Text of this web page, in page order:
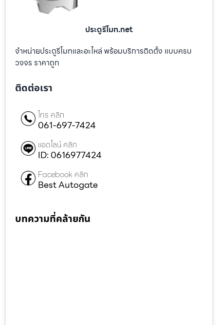
ประตูรีโมท.net
จำหน่ายประตูรีโมทและอะไหล่ พร้อมบริการติดตั้ง แบบครบ
วงจร ราคาถูก
ติดต่อเรา
โทร คลิก
061-697-7424
แอดไลน์ คลิก
ID: 0616977424
Facebook คลิก
Best Autogate
บทความที่คล้ายกัน